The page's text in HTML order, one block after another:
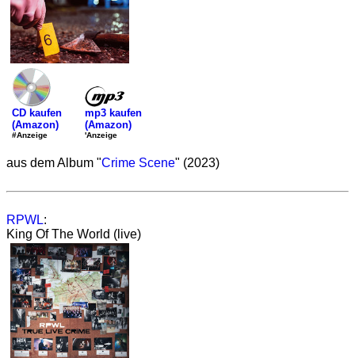
CD kaufen
(Amazon)
#Anzeige
mp3 kaufen
(Amazon)
'Anzeige
aus dem Album "Crime Scene" (2023)
RPWL:
King Of The World (live)